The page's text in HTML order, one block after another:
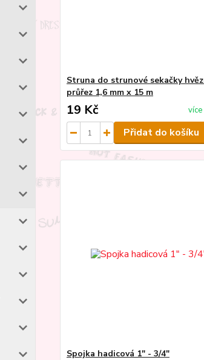
Struna do strunové sekačky
průřez 1,6 mm x 15 m
19 Kč více
Přidat do košíku
Spojka hadicová 1" - 3/4"